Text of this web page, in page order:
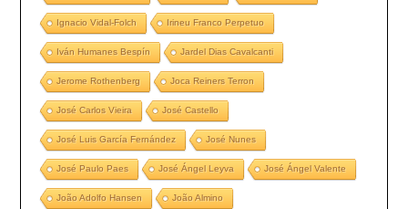
Ignacio Vidal-Folch Irineu Franco Perpetuo
Iván Humanes Bespín Jardel Dias Cavalcanti
Jerome Rothenberg Joca Reiners Terron
José Carlos Vieira José Castello
José Luis García Fernández José Nunes
José Paulo Paes José Ángel Leyva José Ángel Valente
João Adolfo Hansen João Almino